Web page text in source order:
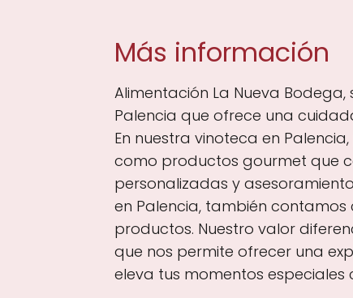
Más información
Alimentación La Nueva Bodega,
Palencia que ofrece una
En nuestra vinoteca en
como productos gourmet que
personalizadas y
en Palencia, también
productos. Nuestro valor
que nos permite ofrecer una
eleva tus momentos especiales